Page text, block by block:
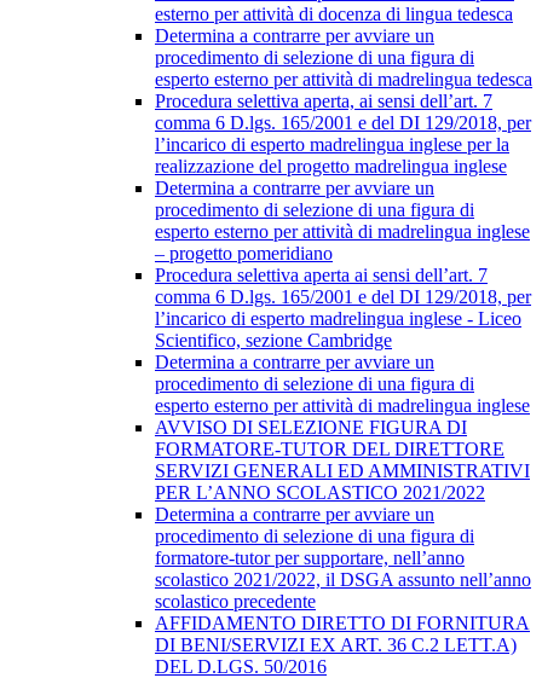
esterno per attività di docenza di lingua tedesca
Determina a contrarre per avviare un
procedimento di selezione di una figura di
esperto esterno per attività di madrelingua tedesca
Procedura selettiva aperta, ai sensi dell’art. 7
comma 6 D.lgs. 165/2001 e del DI 129/2018, per
l’incarico di esperto madrelingua inglese per la
realizzazione del progetto madrelingua inglese
Determina a contrarre per avviare un
procedimento di selezione di una figura di
esperto esterno per attività di madrelingua inglese
– progetto pomeridiano
Procedura selettiva aperta ai sensi dell’art. 7
comma 6 D.lgs. 165/2001 e del DI 129/2018, per
l’incarico di esperto madrelingua inglese - Liceo
Scientifico, sezione Cambridge
Determina a contrarre per avviare un
procedimento di selezione di una figura di
esperto esterno per attività di madrelingua inglese
AVVISO DI SELEZIONE FIGURA DI
FORMATORE-TUTOR DEL DIRETTORE
SERVIZI GENERALI ED AMMINISTRATIVI
PER L’ANNO SCOLASTICO 2021/2022
Determina a contrarre per avviare un
procedimento di selezione di una figura di
formatore-tutor per supportare, nell’anno
scolastico 2021/2022, il DSGA assunto nell’anno
scolastico precedente
AFFIDAMENTO DIRETTO DI FORNITURA
DI BENI/SERVIZI EX ART. 36 C.2 LETT.A)
DEL D.LGS. 50/2016